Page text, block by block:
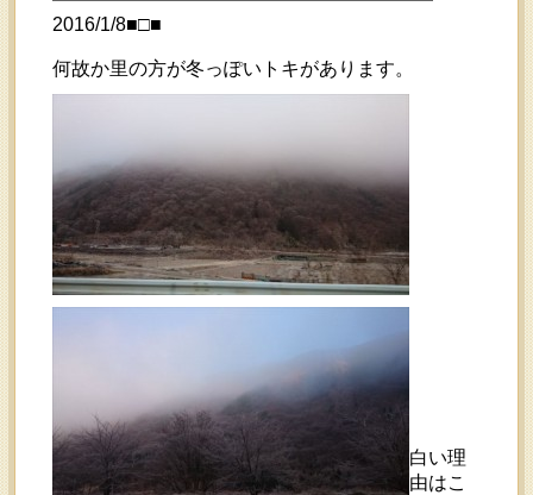
2016/1/8■□■
何故か里の方が冬っぽいトキがあります。
白い理
由はこ